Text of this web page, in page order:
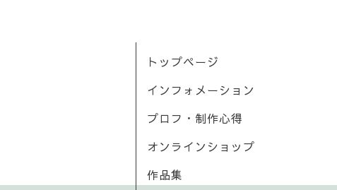
トップページ
インフォメーション
プロフ・制作心得
オンラインショップ
作品集